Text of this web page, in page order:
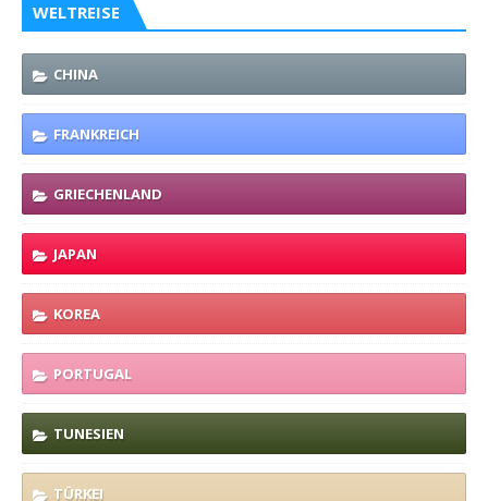
WELTREISE
CHINA
FRANKREICH
GRIECHENLAND
JAPAN
KOREA
PORTUGAL
TUNESIEN
TÜRKEI